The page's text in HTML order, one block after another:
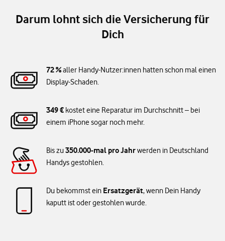
Darum lohnt sich die Versicherung für
Dich
72 %aller Handy-Nutzer:innen hatten schon mal einen
Display-Schaden.
349 € kostet eine Reparatur im Durchschnitt – bei
einem iPhone sogar noch mehr.
Bis zu350.000-mal pro Jahrwerden in Deutschland
Handys gestohlen.
Du bekommst ein Ersatzgerät, wenn Dein Handy
kaputt ist oder gestohlen wurde.